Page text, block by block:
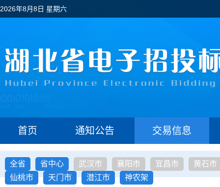
2026年8月8日 星期六
首页 通知公告 交易信息
全省 省中心 武汉市 襄阳市 宜昌市
黄石市
仙桃市
天门市 潜江市 神农架